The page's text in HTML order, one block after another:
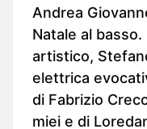
Andrea
Natale al
artistico,
elettrica
di Fabrizio
miei e di